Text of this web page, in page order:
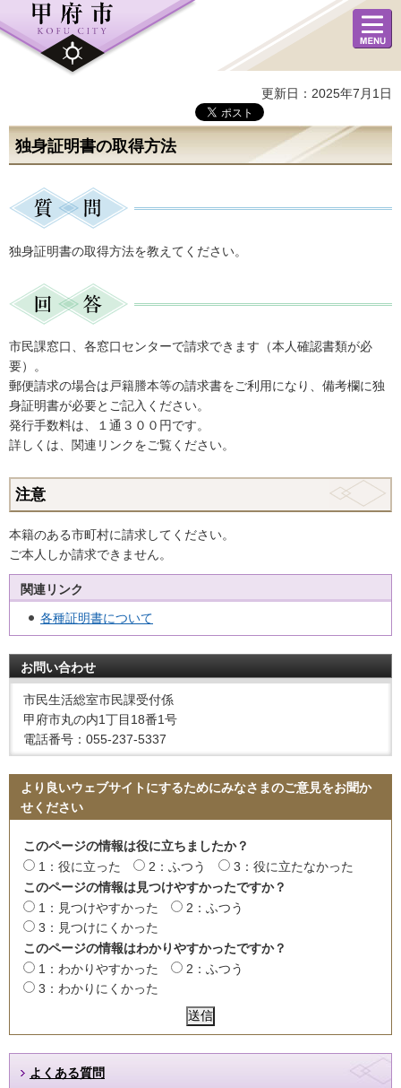
メニュ
ー
更新日：2025年7月1日
独身証明書の取得方法
独身証明書の取得方法を教えてください。
市民課窓口、各窓口センターで請求できます（本人確認書類が必
要）。
郵便請求の場合は戸籍謄本等の請求書をご利用になり、備考欄に独
身証明書が必要とご記入ください。
発行手数料は、１通３００円です。
詳しくは、関連リンクをご覧ください。
注意
本籍のある市町村に請求してください。
ご本人しか請求できません。
関連リンク
各種証明書について
お問い合わせ
市民生活総室市民課受付係
甲府市丸の内1丁目18番1号
電話番号：055-237-5337
より良いウェブサイトにするためにみなさまのご意見をお聞か
せください
このページの情報は役に立ちましたか？
1：役に立った
2：ふつう
3：役に立たなかった
このページの情報は見つけやすかったですか？
1：見つけやすかった
2：ふつう
3：見つけにくかった
このページの情報はわかりやすかったですか？
1：わかりやすかった
2：ふつう
3：わかりにくかった
よくある質問